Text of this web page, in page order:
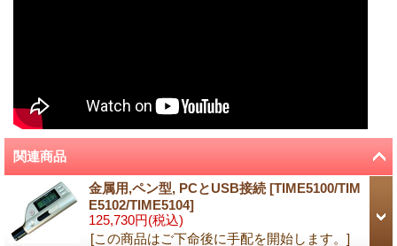
関連商品
金属用,ペン型, PCとUSB接続 [TIME5100/TIM
E5102/TIME5104]
125,730円(税込)
[この商品はご下命後に手配を開始します。]